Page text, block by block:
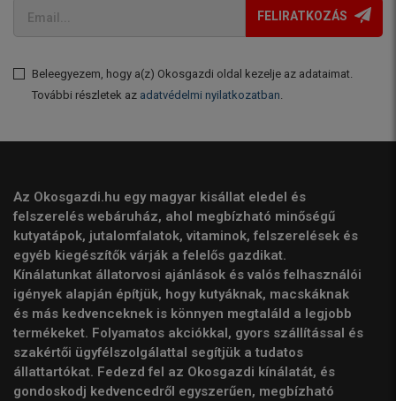
FELIRATKOZÁS
Beleegyezem, hogy a(z) Okosgazdi oldal kezelje az adataimat.
További részletek az adatvédelmi nyilatkozatban.
Az Okosgazdi.hu egy magyar kisállat eledel és
felszerelés webáruház, ahol megbízható minőségű
kutyatápok, jutalomfalatok, vitaminok, felszerelések és
egyéb kiegészítők várják a felelős gazdikat.
Kínálatunkat állatorvosi ajánlások és valós felhasználói
igények alapján építjük, hogy kutyáknak, macskáknak
és más kedvenceknek is könnyen megtaláld a legjobb
termékeket. Folyamatos akciókkal, gyors szállítással és
szakértői ügyfélszolgálattal segítjük a tudatos
állattartókat. Fedezd fel az Okosgazdi kínálatát, és
gondoskodj kedvencedről egyszerűen, megbízható